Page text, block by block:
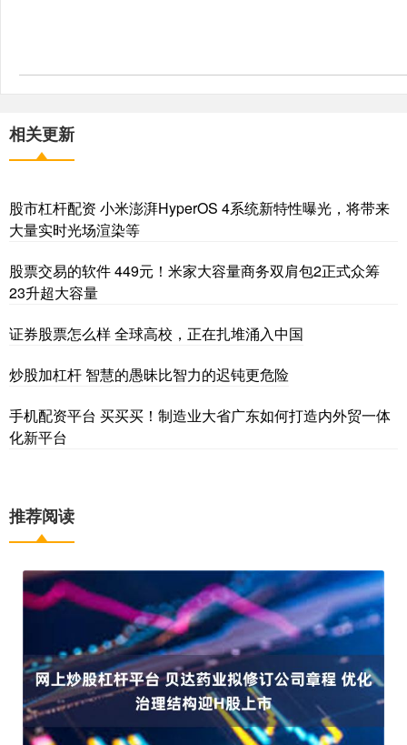
相关更新
股市杠杆配资 小米澎湃HyperOS 4系统新特性曝光，将带来
大量实时光场渲染等
股票交易的软件 449元！米家大容量商务双肩包2正式众筹
23升超大容量
证券股票怎么样 全球高校，正在扎堆涌入中国
炒股加杠杆 智慧的愚昧比智力的迟钝更危险
手机配资平台 买买买！制造业大省广东如何打造内外贸一体
化新平台
推荐阅读